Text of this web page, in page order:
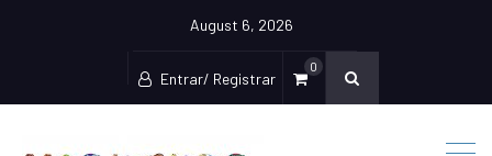
August 6, 2026
Entrar/ Registrar
0